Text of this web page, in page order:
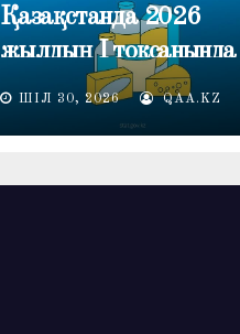
Қазақстанда 2026
жылдың I тоқсанында
негізгі азық-түлік
өнімдерін тұтыну көлемі
ШІЛ 30, 2026 QAA.KZ